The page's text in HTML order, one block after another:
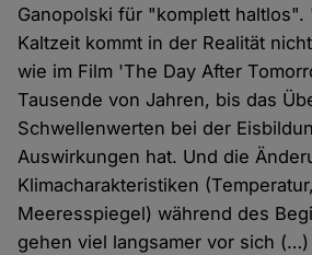
Ganopolski für "komplett
Kaltzeit kommt in der Realität
wie im Film 'The Day After
Tausende von Jahren, bis das
Schwellenwerten bei der
Auswirkungen hat. Und die
Klimacharakteristiken
Meeresspiegel) während des
gehen viel langsamer vor sich